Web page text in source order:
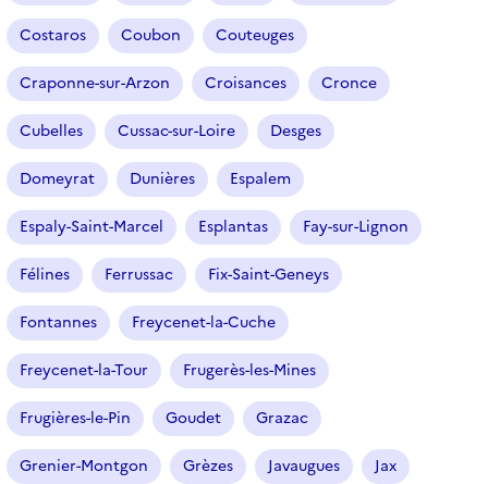
Costaros Coubon Couteuges
Craponne-sur-Arzon Croisances Cronce
Cubelles Cussac-sur-Loire Desges
Domeyrat Dunières Espalem
Espaly-Saint-Marcel Esplantas Fay-sur-Lignon
Félines Ferrussac Fix-Saint-Geneys
Fontannes Freycenet-la-Cuche
Freycenet-la-Tour Frugerès-les-Mines
Frugières-le-Pin Goudet Grazac
Grenier-Montgon Grèzes Javaugues Jax